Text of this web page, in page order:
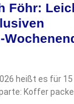
Föhr:
heißt es für
Koffer